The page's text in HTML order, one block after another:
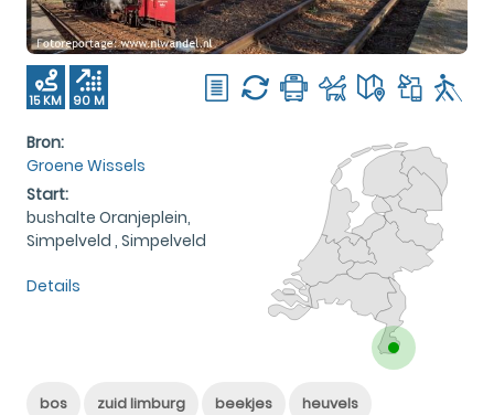
15 KM 90 M
Bron:
Groene Wissels
Start:
bushalte Oranjeplein,
Simpelveld , Simpelveld
Details
bos zuid limburg beekjes heuvels